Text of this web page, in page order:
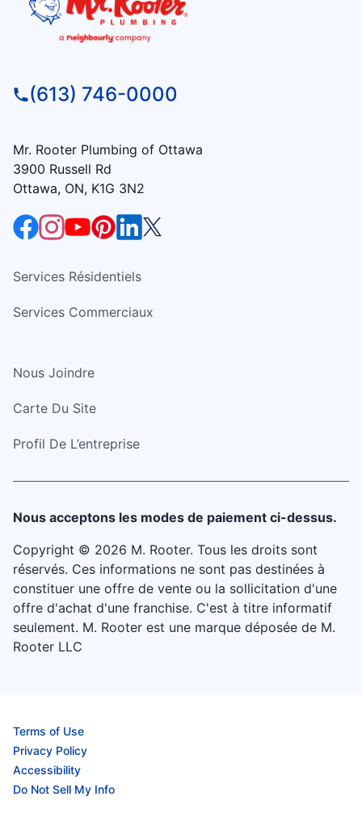
(613) 746-0000
Mr. Rooter Plumbing of Ottawa
3900 Russell Rd
Ottawa, ON, K1G 3N2
Services Résidentiels
Services Commerciaux
Nous Joindre
Carte Du Site
Profil De L’entreprise
Nous acceptons les modes de paiement ci-dessus.
Copyright © 2026 M. Rooter. Tous les droits sont
réservés. Ces informations ne sont pas destinées à
constituer une offre de vente ou la sollicitation d'une
offre d'achat d'une franchise. C'est à titre informatif
seulement. M. Rooter est une marque déposée de M.
Rooter LLC
Terms of Use
Privacy Policy
Accessibility
Do Not Sell My Info